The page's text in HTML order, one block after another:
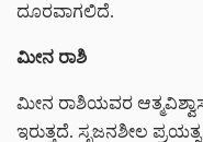
ದೂರವಾಗಲಿದೆ.
ಮೀನ ರಾಶಿ
ಮೀನ ರಾಶಿಯವರ
ಇರುತ್ತದೆ. ಸೃಜನಶೀಲ